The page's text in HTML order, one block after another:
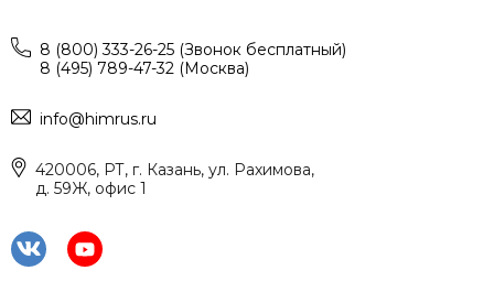
8 (800) 333-26-25 (Звонок бесплатный)
8 (495) 789-47-32 (Москва)
info@himrus.ru
420006, РТ, г. Казань, ул. Рахимова,
д. 59Ж, офис 1